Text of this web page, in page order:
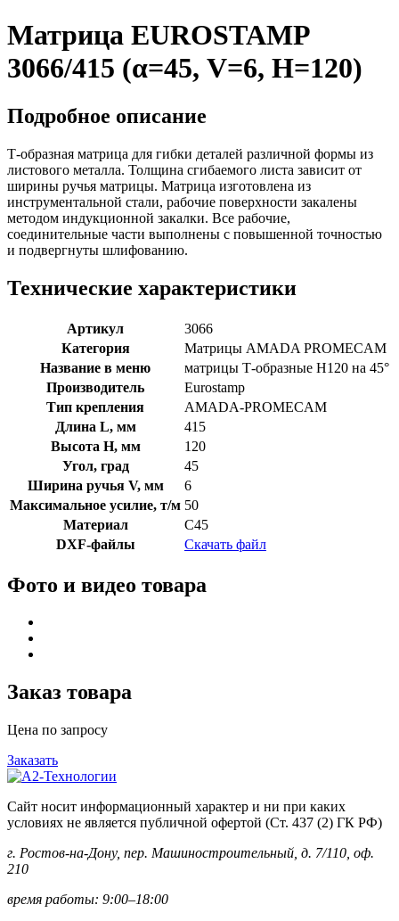
Матрица EUROSTAMP
3066/415 (α=45, V=6, H=120)
Подробное описание
Т-образная матрица для гибки деталей различной формы из
листового металла. Толщина сгибаемого листа зависит от
ширины ручья матрицы. Матрица изготовлена из
инструментальной стали, рабочие поверхности закалены
методом индукционной закалки. Все рабочие,
соединительные части выполнены с повышенной точностью
и подвергнуты шлифованию.
Технические характеристики
Артикул
3066
Категория
Матрицы AMADA PROMECAM
Название в меню
матрицы Т-образные H120 на 45°
Производитель
Eurostamp
Тип крепления
AMADA-PROMECAM
Длина L, мм
415
Высота H, мм
120
Угол, град
45
Ширина ручья V, мм
6
Максимальное усилие, т/м 50
Материал
C45
DXF-файлы
Скачать файл
Фото и видео товара
Заказ товара
Цена по запросу
Заказать
Сайт носит информационный характер и ни при каких
условиях не является публичной офертой (Ст. 437 (2) ГК РФ)
г. Ростов-на-Дону, пер. Машиностроительный, д. 7/110, оф.
210
время работы: 9:00–18:00